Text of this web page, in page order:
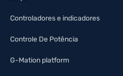
Controladores e indicadores
Controle De Potência
G-Mation platform